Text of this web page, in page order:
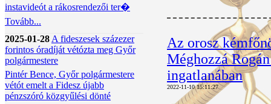
instavideót a rákosrendezői ter�
Tovább...
2025-01-28 A fideszesek százezer
forintos óradíját vétózta meg Győr
polgármestere
Pintér Bence, Győr polgármestere
vétót emelt a Fidesz újabb
pénzszóró közgyűlési dönté
Az orosz
Méghozzá
ingatlanában
2022-11-10 15:11:27